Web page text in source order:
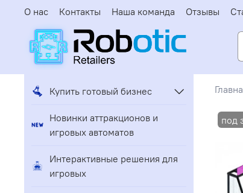
О нас Контакты Наша команда Отзывы
Купить готовый бизнес
Новинки аттракционов и
игровых автоматов
Интерактивные решения для
игровых